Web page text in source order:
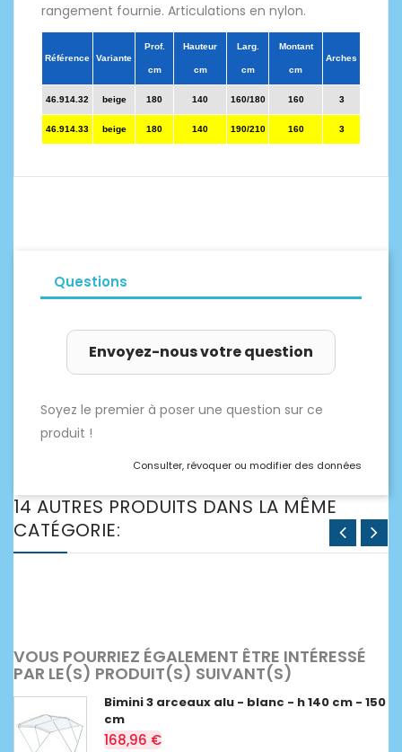
rangement fournie. Articulations en nylon.
Référence Variante
Prof.
cm
Hauteur
cm
Larg.
cm
Montant
cm
Arches
46.914.32 beige 180 140 160/180 160 3
46.914.33 beige 180 140 190/210 160 3
Questions
Envoyez-nous votre question
Soyez le premier à poser une question sur ce
produit !
Consulter, révoquer ou modifier des données
14 AUTRES PRODUITS DANS LA MÊME
CATÉGORIE:
VOUS POURRIEZ ÉGALEMENT ÊTRE INTÉRESSÉ
PAR LE(S) PRODUIT(S) SUIVANT(S)
Bimini 3 arceaux alu - blanc - h 140 cm - 150
cm
168,96 €